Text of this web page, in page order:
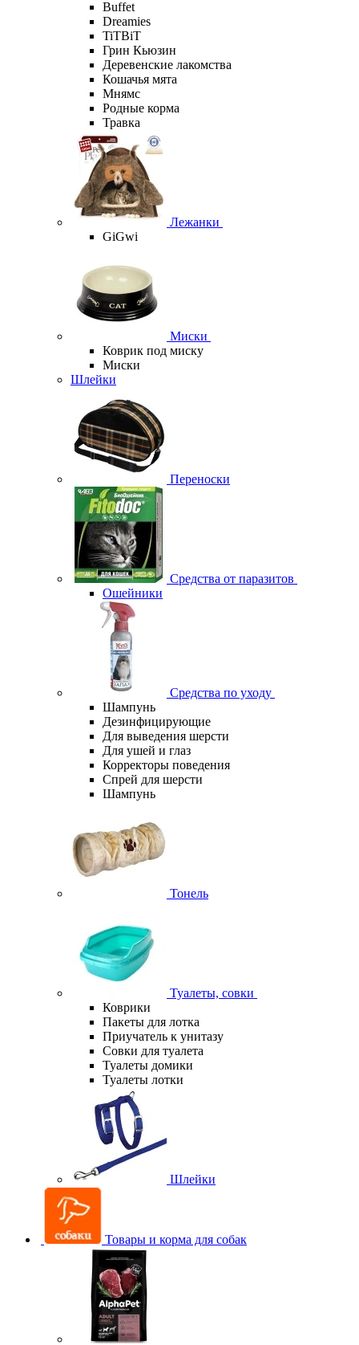
Buffet
Dreamies
TiTBiT
Грин Кьюзин
Деревенские лакомства
Кошачья мята
Мнямс
Родные корма
Травка
Лежанки
GiGwi
Миски
Коврик под миску
Миски
Шлейки
Переноски
Средства от паразитов
Ошейники
Средства по уходу
Шампунь
Дезинфицирующие
Для выведения шерсти
Для ушей и глаз
Корректоры поведения
Спрей для шерсти
Шампунь
Тонель
Туалеты, совки
Коврики
Пакеты для лотка
Приучатель к унитазу
Совки для туалета
Туалеты домики
Туалеты лотки
Шлейки
Товары и корма для собак